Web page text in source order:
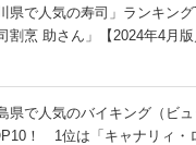
川県で人気の寿司」ランキン
割烹 助さん」【2024年4月
県で人気のバイキング（ビ
！ 1位は「キャナリィ・